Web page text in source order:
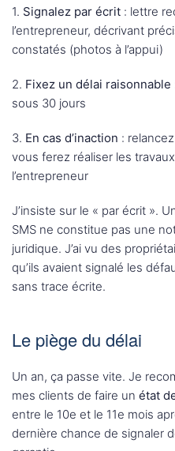
1. Signalez par écrit : lettre
l’entrepreneur, décrivant
constatés (photos à l’appui)
2. Fixez un délai raisonnable
sous 30 jours
3. En cas d’inaction :
vous ferez réaliser les
l’entrepreneur
J’insiste sur le « par écrit ».
SMS ne constitue pas une
juridique. J’ai vu des
qu’ils avaient signalé les
sans trace écrite.
Le piège du délai
Un an, ça passe vite. Je
mes clients de faire un état
entre le 10e et le 11e mois
dernière chance de signaler